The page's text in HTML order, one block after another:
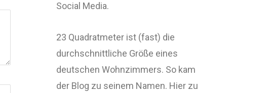
Social Media.
23 Quadratmeter ist (fast) die
durchschnittliche Größe eines
deutschen Wohnzimmers. So kam
der Blog zu seinem Namen. Hier zu